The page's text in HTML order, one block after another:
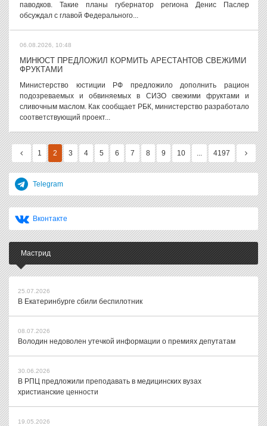
паводков. Такие планы губернатор региона Денис Паслер
обсуждал с главой Федерального...
06.08.2026, 10:48
МИНЮСТ ПРЕДЛОЖИЛ КОРМИТЬ АРЕСТАНТОВ СВЕЖИМИ
ФРУКТАМИ
Министерство юстиции РФ предложило дополнить рацион
подозреваемых и обвиняемых в СИЗО свежими фруктами и
сливочным маслом. Как сообщает РБК, министерство разработало
соответствующий проект...
1 2 3 4 5 6 7 8 9 10 ... 4197
Telegram
Вконтакте
Мастрид
25.07.2026
В Екатеринбурге сбили беспилотник
08.07.2026
Володин недоволен утечкой информации о премиях депутатам
30.06.2026
В РПЦ предложили преподавать в медицинских вузах
христианские ценности
19.05.2026